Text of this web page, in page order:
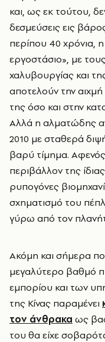
και, ως εκ τούτου,
δεσμεύσεις εις
περίπου 40 χρόνια,
εργοστάσιο», με
χαλυβουργίας και
αποτελούν την
της όσο και στην
Αλλά η αλματώδης
2010 με σταθερά
βαρύ τίμημα.
περιβάλλον της
ρυπογόνες
σχηματισμό του
γύρω από τον
Ακόμη και σήμερα
μεγαλύτερο βαθμό
εμπορίου και των
της Κίνας παραμένει
τον άνθρακα ως
του θα είχε